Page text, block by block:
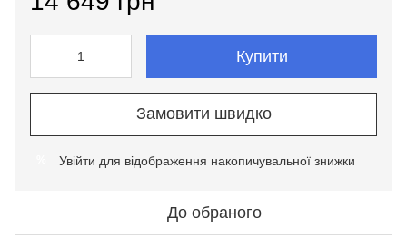
Купити
Замовити швидко
Увійти для відображення накопичувальної знижки
До обраного